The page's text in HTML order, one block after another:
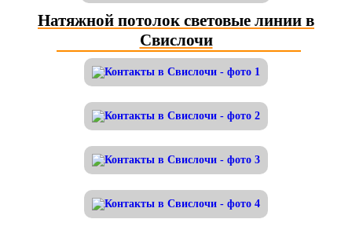
Натяжной потолок световые линии в
Свислочи